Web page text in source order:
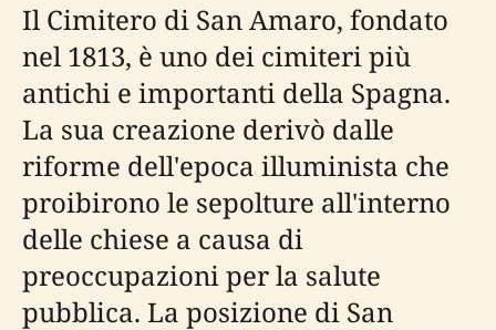
Il Cimitero di San Amaro, fondato
nel 1813, è uno dei cimiteri più
antichi e importanti della Spagna.
La sua creazione derivò dalle
riforme dell'epoca illuminista che
proibirono le sepolture all'interno
delle chiese a causa di
preoccupazioni per la salute
pubblica. La posizione di San